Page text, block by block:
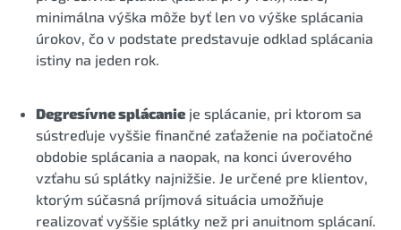
minimálna výška môže byť len vo výške splácania
úrokov, čo v podstate predstavuje odklad splácania
istiny na jeden rok.
Degresívne splácanie je splácanie, pri ktorom sa
sústreďuje vyššie finančné zaťaženie na počiatočné
obdobie splácania a naopak, na konci úverového
vzťahu sú splátky najnižšie. Je určené pre klientov,
ktorým súčasná príjmová situácia umožňuje
realizovať vyššie splátky než pri anuitnom splácaní.